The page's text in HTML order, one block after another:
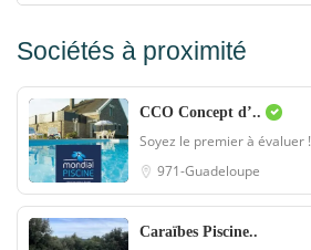
Sociétés à proximité
CCO Concept d’..
Soyez le premier à évaluer !
971-Guadeloupe
Caraïbes Piscine..